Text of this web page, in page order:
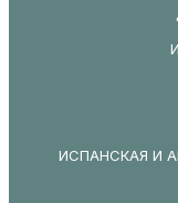
ИСПАНСКАЯ И